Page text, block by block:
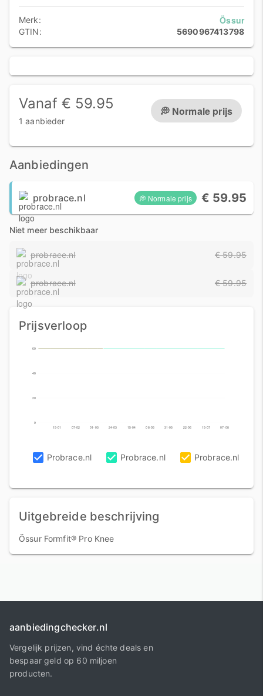
Merk: Össur
GTIN: 5690967413798
Vanaf € 59.95
1 aanbieder
💭 Normale prijs
Aanbiedingen
probrace.nl 💭 Normale prijs € 59.95
Niet meer beschikbaar
probrace.nl € 59.95
probrace.nl € 59.95
Prijsverloop
0
20
40
60
15-01 07-02 01-03 24-03 15-04 08-05 31-05 22-06 15-07 07-08
Probrace.nl Probrace.nl Probrace.nl
Uitgebreide beschrijving
Össur Formfit® Pro Knee
aanbiedingchecker.nl
Vergelijk prijzen, vind échte deals en
bespaar geld op 60 miljoen
producten.